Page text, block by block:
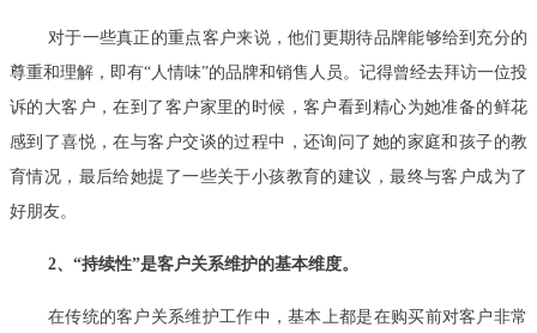
对于一些真正的重点客户来说，他们更期待品牌能够给到充分的
尊重和理解，即有“人情味”的品牌和销售人员。记得曾经去拜访一位投
诉的大客户，在到了客户家里的时候，客户看到精心为她准备的鲜花
感到了喜悦，在与客户交谈的过程中，还询问了她的家庭和孩子的教
育情况，最后给她提了一些关于小孩教育的建议，最终与客户成为了
好朋友。
2、“持续性”是客户关系维护的基本维度。
在传统的客户关系维护工作中，基本上都是在购买前对客户非常